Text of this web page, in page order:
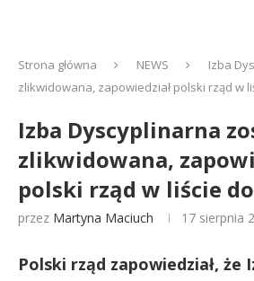
Strona główna NEWS
Izba
zlikwidowana, zapowiedział polski rząd w
Izba Dyscyplinarna
zlikwidowana,
polski rząd w liście do
przez Martyna Maciuch 17 sierpnia
Polski rząd zapowiedział, że